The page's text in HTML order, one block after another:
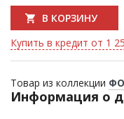
В КОРЗИНУ
Купить в кредит от 1
Товар из коллекции
Информация о